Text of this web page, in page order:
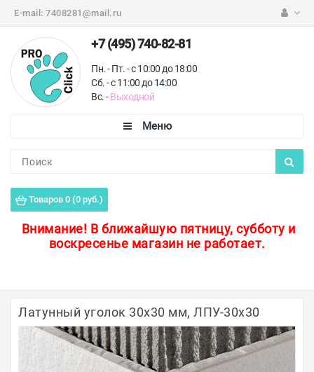
E-mail: 7408281@mail.ru
+7 (495) 740-82-81
Пн. - Пт. - с 10:00 до 18:00
Сб. - с 11:00 до 14:00
Вс. -Выходной
Товаров 0 (0 руб.)
Внимание! В ближайшую пятницу, субботу и
воскресенье магазин не работает.
Пороги для пола
Защитные уголки
Полосы из металла
Плинтуса
Латунный уголок 30х30 мм, ЛПУ-30х30